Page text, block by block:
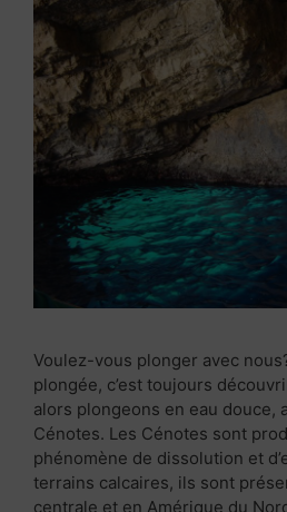
Voulez-vous plonger avec
plongée, c’est toujours
alors plongeons en eau douce,
Cénotes. Les Cénotes sont
phénomène de dissolution et
terrains calcaires, ils sont
centrale et en Amérique du